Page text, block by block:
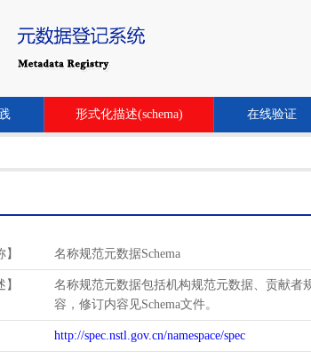
形式化描述(schema) 在线验证
】 名称规范元数据Schema
】
名称规范元数据包括机构规范元数据、贡献者
容，修订内容见Schema文件。
http://spec.nstl.gov.cn/namespace/spec